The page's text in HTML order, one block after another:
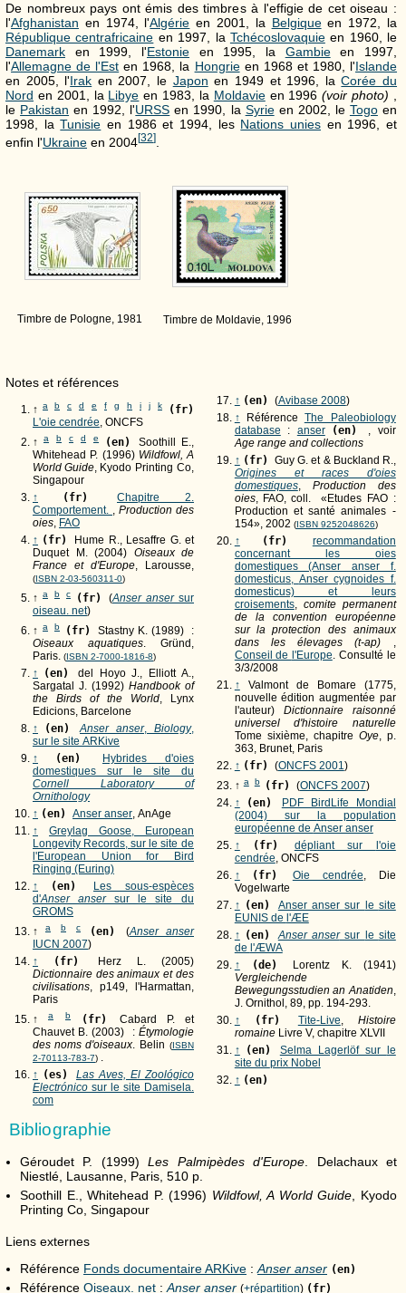
De nombreux pays ont émis des timbres à l'effigie de cet oiseau :
l'Afghanistan en 1974, l'Algérie en 2001, la Belgiqueen 1972, la
République centrafricaine en 1997, la Tchécoslovaquieen 1960, le
Danemark en 1999, l'Estonie en 1995, la Gambieen 1997,
l'Allemagne de l'Est en 1968, la Hongrieen 1968 et 1980, l'Islande
en 2005, l'Irak en 2007, le Japon en 1949 et 1996, laCorée du
Nord en 2001, la Libye en 1983, la Moldavieen 1996(voir photo)
le Pakistan en 1992, l'URSS en 1990, la Syrieen 2002, le Togoen
1998, laTunisie en 1986 et 1994, les Nations unies en 1996, et
enfin l'Ukraine en 2004[32]
Timbre de Pologne, 1981 Timbre de Moldavie, 1996
Notes et références
↑ a b c d e f g h i j k
(fr)
L'oie cendrée , ONCFS
↑
a b c d e (en) Soothill E.,
Whitehead P. (1996) Wildfowl, A
World Guide, Kyodo Printing Co,
Singapour
↑
(fr) Chapitre 2.
Comportement. , Production des
oies, FAO
↑ (fr)
Hume R., Lesaffre G. et
Duquet M. (2004) Oiseaux de
France et d'Europe
, Larousse,
(ISBN 2-03-560311-0)
↑ a b c (fr) (Anser ansersur
oiseau. net)
↑ a b (fr) Stastny K. (1989) :
Oiseaux aquatiques. Gründ,
Paris. (ISBN 2-7000-1816-8)
↑ (en) del Hoyo J., Elliott A.,
Sargatal J. (1992) Handbook of
the Birds of the World, Lynx
Edicions, Barcelone
↑
(en)Anser anser, Biology,
sur le site ARKive
↑
(en)
Hybrides d'oies
domestiques sur le site du
Cornell Laboratory of
Ornithology
↑ (en) Anser anser , AnAge
↑
Greylag Goose, European
Longevity Records, sur le site de
l'European Union for Bird
Ringing (Euring)
↑
(en)
Les sous-espèces
d'Anser ansersur le site du
GROMS
↑
a b c (en) (Anser anser
IUCN 2007)
↑
(fr)
Herz L. (2005)
Dictionnaire des animaux et des
civilisations, p149, l'Harmattan,
Paris
↑
a b (fr) Cabard P. et
Chauvet B. (2003) : Étymologie
des noms d'oiseaux. Belin (ISBN
2-70113-783-7) .
↑ (es) Las Aves, El Zoológico
Electrónico sur le site Damisela.
com
↑ (en) (Avibase 2008)
↑
Référence The Paleobiology
database : anser (en)
, voir
Age range and collections
↑ (fr)
Guy G. et & Buckland R.,
Origines et races d'oies
domestiques, Production des
oies, FAO, coll. «Etudes FAO :
Production et santé animales -
154», 2002 (ISBN 9252048626)
↑ (fr) recommandation
concernant les oies
domestiques (Anser anser f.
domesticus, Anser cygnoides f.
domesticus) et leurs
croisements, comite permanent
de la convention européenne
sur la protection des animaux
dans les élevages (t-ap)
Conseil de l'Europe . Consulté le
3/3/2008
↑ Valmont de Bomare (1775,
nouvelle édition augmentée par
l'auteur) Dictionnaire raisonné
universel d'histoire naturelle
Tome sixième, chapitre Oye, p.
363, Brunet, Paris
↑ (fr) (ONCFS 2001 )
↑ a b (fr) (ONCFS 2007)
↑
(en) PDF BirdLife Mondial
(2004) sur la population
européenne de Anser anser
↑
(fr) dépliant sur l'oie
cendrée , ONCFS
↑
(fr) Oie cendrée
Vogelwarte
↑ (en) Anser anser sur le site
EUNIS de l'ÆE
↑ (en) Anser ansersur le site
de l'ÆWA
↑
(de) Lorentz K. (1941)
Vergleichende
Bewegungsstudien an Anatiden
J. Ornithol, 89, pp. 194-293.
↑
(fr) Tite-Live
Histoire
romaine
Livre V, chapitre XLVII
↑
(en) Selma Lagerlöf sur le
site du prix Nobel
↑ (en)
Bibliographie
Géroudet P. (1999)Les Palmipèdes d'Europe . Delachaux et
Niestlé, Lausanne, Paris, 510 p.
Soothill E., Whitehead P. (1996) Wildfowl, A World Guide , Kyodo
Printing Co, Singapour
Liens externes
Référence Fonds documentaire ARKive :Anser anser (en)
Référence Oiseaux. net :Anser anser (+répartition) (fr)